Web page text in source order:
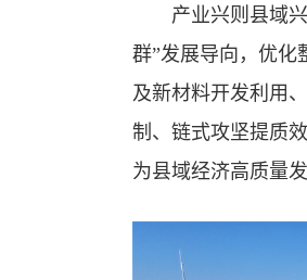
产业兴则县域兴
群”发展导向，优化
及新材料开发利用
制、链式攻坚提质
为县域经济高质量